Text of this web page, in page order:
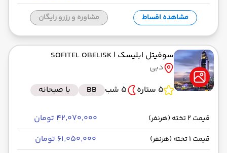
مشاهده اقساط مشاوره و رزرو رایگان
سوفیتل ابلیسک | SOFITEL OBELISK
دبی
5 ستاره
5 شب BB با صبحانه
قیمت 2 تخته (هرنفر) ۴۲٬۰۷۰٬۰۰۰ تومان
قیمت 1 تخته (هرنفر) ۶۱٬۰۵۰٬۰۰۰ تومان